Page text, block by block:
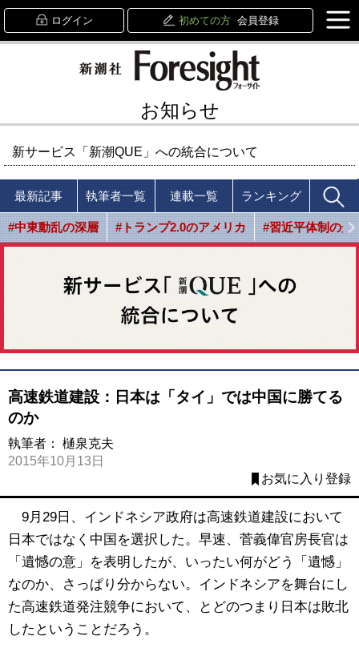
ログイン 初めての方 会員登録
お知らせ
新サービス「新潮QUE」への統合について
最新記事 執筆者一覧 連載一覧 ランキング
#中東動乱の深層 #トランプ2.0のアメリカ #習近平体制の光
高速鉄道建設：日本は「タイ」では中国に勝てる
のか
執筆者： 樋泉克夫
2015年10月13日
お気に入り登録
9月29日、インドネシア政府は高速鉄道建設において
日本ではなく中国を選択した。早速、菅義偉官房長官は
「遺憾の意」を表明したが、いったい何がどう「遺憾」
なのか、さっぱり分からない。インドネシアを舞台にし
た高速鉄道発注競争において、とどのつまり日本は敗北
したということだろう。